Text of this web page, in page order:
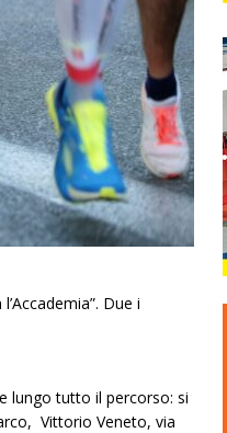
Due i
lungo tutto il percorso: si
Vittorio Veneto, via